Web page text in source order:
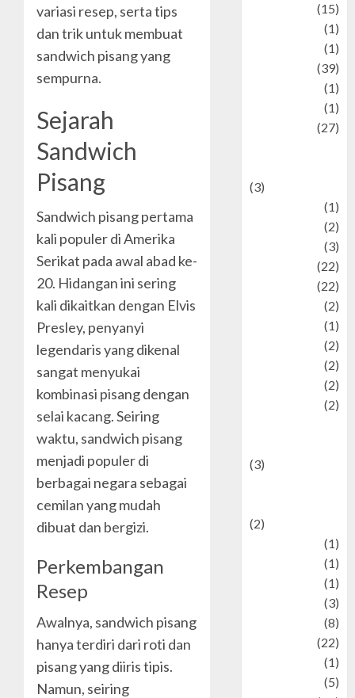
variasi resep, serta tips
dan trik untuk membuat
sandwich pisang yang
sempurna.
Sejarah
Sandwich
Pisang
Sandwich pisang pertama
kali populer di Amerika
Serikat pada awal abad ke-
20. Hidangan ini sering
kali dikaitkan dengan Elvis
Presley, penyanyi
legendaris yang dikenal
sangat menyukai
kombinasi pisang dengan
selai kacang. Seiring
waktu, sandwich pisang
menjadi populer di
berbagai negara sebagai
cemilan yang mudah
dibuat dan bergizi.
Perkembangan
Resep
Awalnya, sandwich pisang
hanya terdiri dari roti dan
pisang yang diiris tipis.
Namun, seiring
(15)
(1)
(1)
(39)
(1)
(1)
(27)
(3)
(1)
(2)
(3)
(22)
(22)
(2)
(1)
(2)
(2)
(2)
(2)
(3)
(2)
(1)
(1)
(1)
(3)
(8)
(22)
(1)
(5)